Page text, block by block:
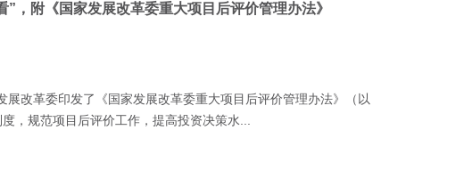
，附《国家发展改革委重大项目后评价管理办法》
改革委印发了《国家发展改革委重大项目后评价管理办法》（以
，规范项目后评价工作，提高投资决策水...